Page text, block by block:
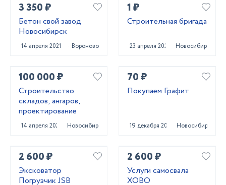
3 350 ₽
Бетон свой завод
Новосибирск
14 апреля 2021 Вороново
1 ₽
Строительная бригада
23 апреля 2024 Новосибирск
100 000 ₽
Строительство
складов, ангаров,
проектирование
14 апреля 2022 Новосибирск
70 ₽
Покупаем Графит
19 декабря 2023 Новосибирск
2 600 ₽
Эксковатор
Погрузчик JSB
2 600 ₽
Услуги самосвала
ХОВО